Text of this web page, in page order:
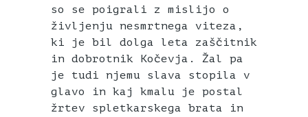
so se poigrali z mislijo o
življenju nesmrtnega viteza,
ki je bil dolga leta zaščitnik
in dobrotnik Kočevja. Žal pa
je tudi njemu slava stopila v
glavo in kaj kmalu je postal
žrtev spletkarskega brata in